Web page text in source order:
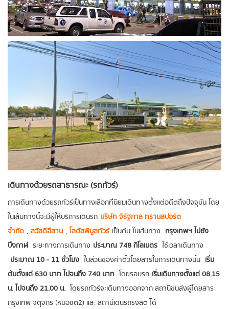
เดินทางด้วยรถสาธารณะ (รถทัวร์)
การเดินทางด้วยรถทัวร์เป็นทางเลือกที่นิยมเดินทางตั้งแต่อดีตถึงปัจจุบัน โดย
ในเส้นทางนี้จะมีผู้ให้บริการเดินรถ บริษัท จิรัฐกาล ทรานสปอร์ต
จำกัด , สวัสดีอีสาน , โลตัสพิบูลทัวร์ เป็นต้น ในเส้นทาง กรุงเทพฯ ไปยัง
บึงกาฬ ระยะทางการเดินทาง ประมาณ 748 กิโลเมตร ใช้เวลาเดินทาง
ประมาณ 10 - 11 ชั่วโมง ในส่วนของค่าตั๋วโดยสารในการเดินทางนั้น เริ่ม
ต้นตั้งแต่ 630 บาท ไปจนถึง 740 บาท โดยรอบรถ เริ่มเดินทางตั้งแต่ 08.15
น. ไปจนถึง 21.00 น. โดยรถทัวร์จะเดินทางออกจาก สถานีขนส่งผู้โดยสาร
กรุงเทพ จตุจักร (หมอชิต2) และ สถานีเดินรถรังสิต ได้